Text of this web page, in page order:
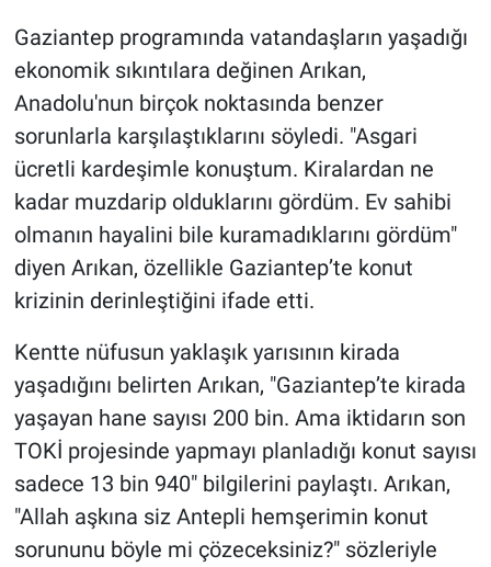
Gaziantep programında vatandaşların yaşadığı
ekonomik sıkıntılara değinen Arıkan,
Anadolu'nun birçok noktasında benzer
sorunlarla karşılaştıklarını söyledi. "Asgari
ücretli kardeşimle konuştum. Kiralardan ne
kadar muzdarip olduklarını gördüm. Ev sahibi
olmanın hayalini bile kuramadıklarını gördüm"
diyen Arıkan, özellikle Gaziantep’te konut
krizinin derinleştiğini ifade etti.
Kentte nüfusun yaklaşık yarısının kirada
yaşadığını belirten Arıkan, "Gaziantep’te kirada
yaşayan hane sayısı 200 bin. Ama iktidarın son
TOKİ projesinde yapmayı planladığı konut sayısı
sadece 13 bin 940" bilgilerini paylaştı. Arıkan,
"Allah aşkına siz Antepli hemşerimin konut
sorununu böyle mi çözeceksiniz?" sözleriyle